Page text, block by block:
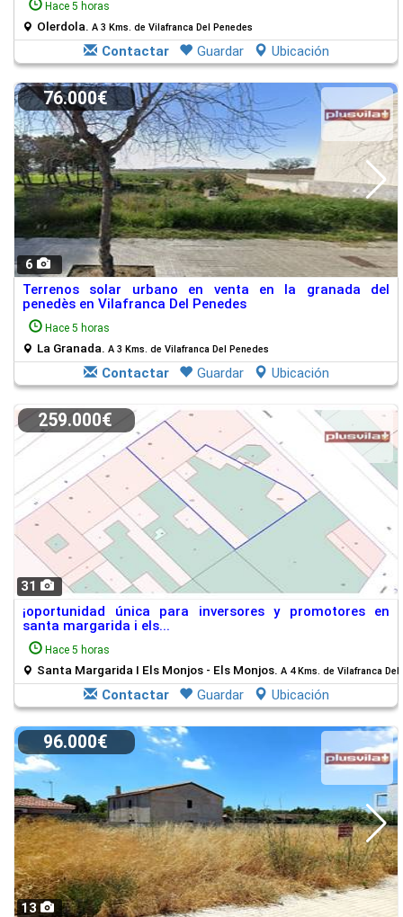
Hace 5 horas
Olerdola. A 3 Kms. de Vilafranca Del Penedes
Contactar Guardar Ubicación
6
76.000€
Terrenos solar urbano en venta en la granada del
penedès en Vilafranca Del Penedes
Hace 5 horas
La Granada. A 3 Kms. de Vilafranca Del Penedes
Contactar Guardar Ubicación
31
259.000€
¡oportunidad única para inversores y promotores en
santa margarida i els...
Hace 5 horas
Santa Margarida I Els Monjos - Els Monjos. A 4 Kms. de Vilafranca Del
Contactar Guardar Ubicación
13
96.000€